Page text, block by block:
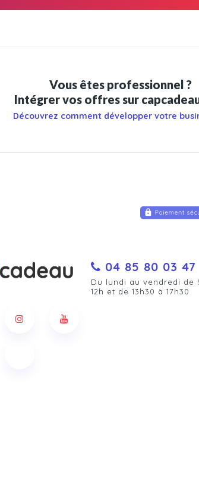
Vous êtes professionnel ?
Intégrer vos offres sur
Découvrez comment développer votre
04 85 80 03 47
Du lundi au vendredi de
12h et de 13h30 à 17h30